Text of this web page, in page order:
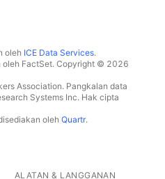
oleh ICE Data Services.
oleh FactSet. Copyright © 2026
Association. Pangkalan data
Systems Inc. Hak cipta
oleh Quartr.
ALATAN & LANGGANAN